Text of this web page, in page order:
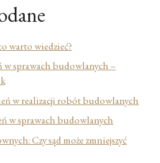
warto wiedzieć?
w sprawach budowlanych –
w realizacji robót budowlanych
w sprawach budowlanych
Czy sąd może zmniejszyć